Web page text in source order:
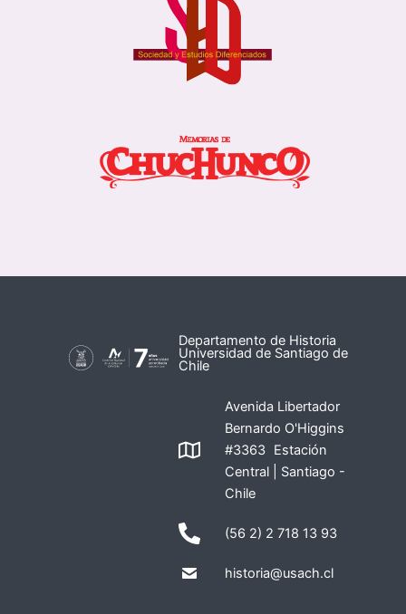
Departamento de Historia
Universidad de Santiago de
Chile
Avenida Libertador
Bernardo O'Higgins
#3363 Estación
Central | Santiago -
Chile
(56 2) 2 718 13 93
historia@usach.cl